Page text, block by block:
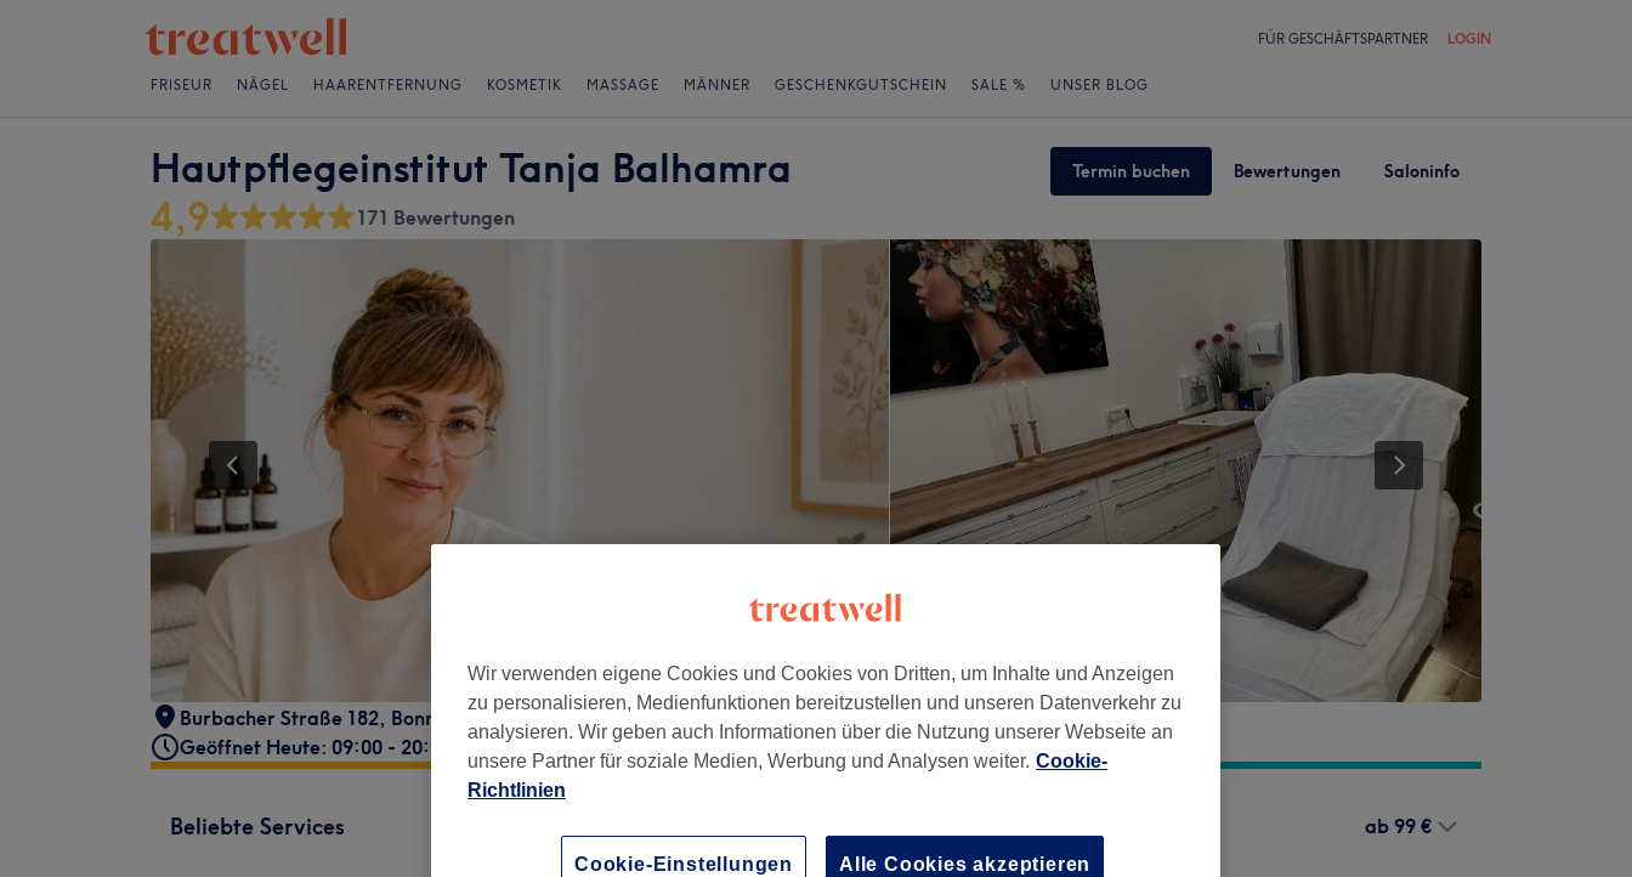
FÜR GESCHÄFTSPARTNER LOGIN
FRISEUR NÄGEL HAARENTFERNUNG KOSMETIK MASSAGE MÄNNER GESCHENKGUTSCHEIN SALE % UNSER BLOG
Hautpflegeinstitut Tanja Balhamra Termin buchen Bewertungen Saloninfo
4,9 171 Bewertungen
Burbacher Straße 182, Bonn
53129
Geöffnet Heute: 09:00 - 20:00
Beliebte Services
1 Std. 15 Min. - 1 Std. 30 Min. Details anzeigen
ab 99 €
Wir verwenden eigene Cookies und Cookies von Dritten, um Inhalte und Anzeigen
zu personalisieren, Medienfunktionen bereitzustellen und unseren Datenverkehr zu
analysieren. Wir geben auch Informationen über die Nutzung unserer Webseite an
unsere Partner für soziale Medien, Werbung und Analysen weiter. Cookie-
Richtlinien
Cookie-Einstellungen Alle Cookies akzeptieren